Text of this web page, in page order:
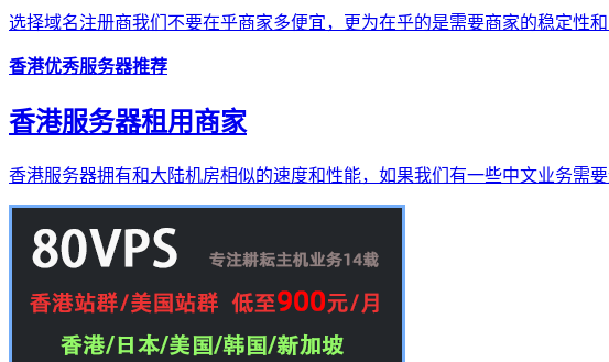
选择域名注册商我们不要在乎商家多便宜，更为在乎的是需要商家的稳定性
香港优秀服务器推荐
香港服务器租用商家
香港服务器拥有和大陆机房相似的速度和性能，如果我们有一些中文业务需